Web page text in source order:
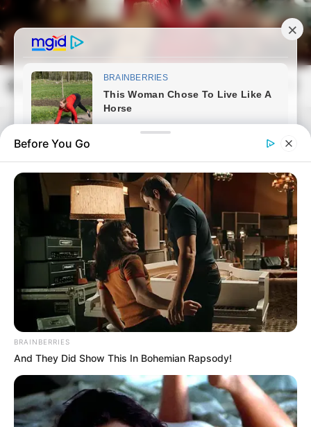
Skip
to
content
frissvilag.com
Open
Search
PostedFriss hírek
Pokoli helyzet volt – Zalatnay
Cini futva hagyta el a színpadot!
(1. oldal)
Before You Go
BRAINBERRIES
And They Did Show This In Bohemian Rapsody!